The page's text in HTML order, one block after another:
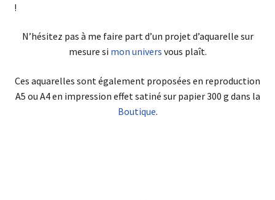
!
N’hésitez pas à me faire part d’un projet d’aquarelle sur
mesure si mon univers vous plaît.
Ces aquarelles sont également proposées en reproduction
A5 ou A4 en impression effet satiné sur papier 300 g dans la
Boutique.